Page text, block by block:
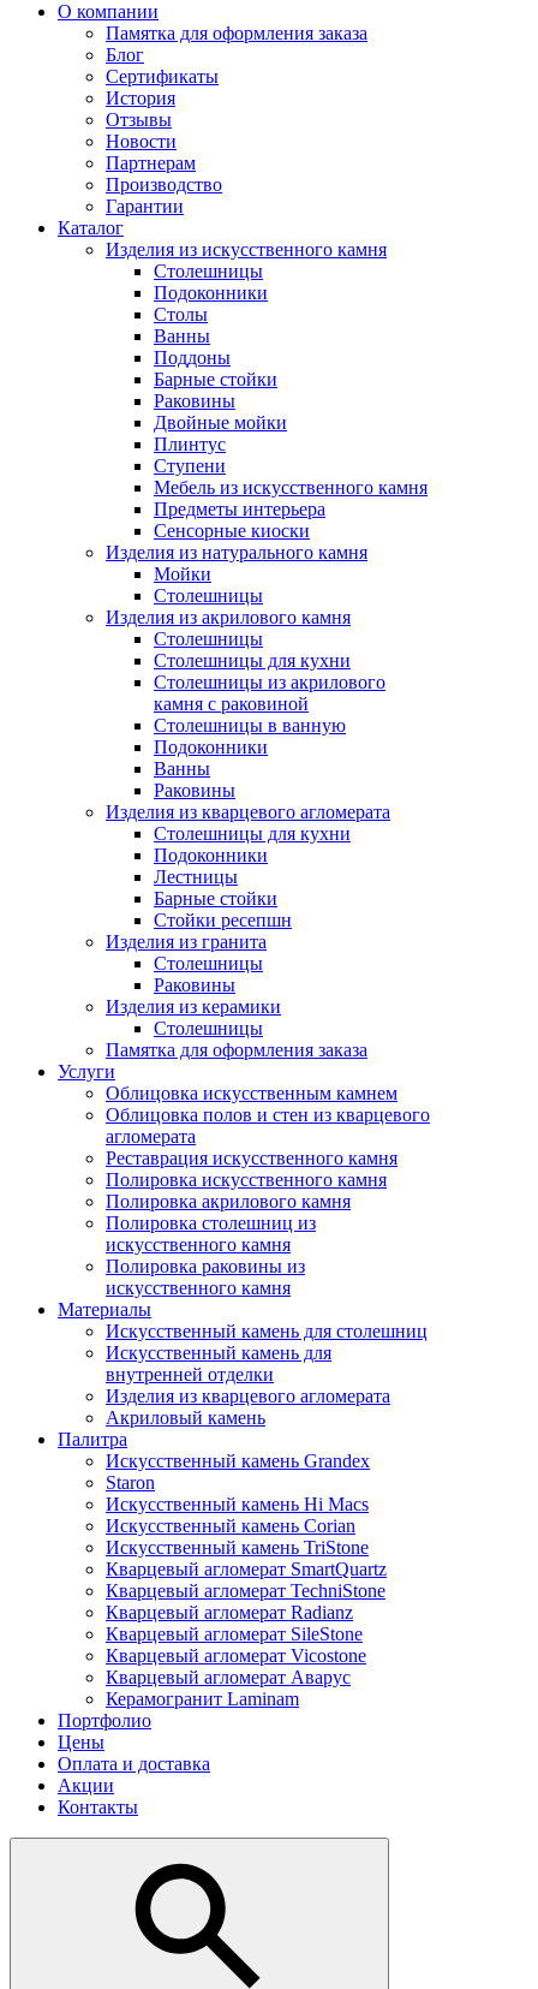
О компании
Памятка для оформления заказа
Блог
Сертификаты
История
Отзывы
Новости
Партнерам
Производство
Гарантии
Каталог
Изделия из искусственного камня
Столешницы
Подоконники
Столы
Ванны
Поддоны
Барные стойки
Раковины
Двойные мойки
Плинтус
Ступени
Мебель из искусственного камня
Предметы интерьера
Сенсорные киоски
Изделия из натурального камня
Мойки
Столешницы
Изделия из акрилового камня
Столешницы
Столешницы для кухни
Столешницы из акрилового
камня с раковиной
Столешницы в ванную
Подоконники
Ванны
Раковины
Изделия из кварцевого агломерата
Столешницы для кухни
Подоконники
Лестницы
Барные стойки
Стойки ресепшн
Изделия из гранита
Столешницы
Раковины
Изделия из керамики
Столешницы
Памятка для оформления заказа
Услуги
Облицовка искусственным камнем
Облицовка полов и стен из кварцевого
агломерата
Реставрация искусственного камня
Полировка искусственного камня
Полировка акрилового камня
Полировка столешниц из
искусственного камня
Полировка раковины из
искусственного камня
Материалы
Искусственный камень для столешниц
Искусственный камень для
внутренней отделки
Изделия из кварцевого агломерата
Акриловый камень
Палитра
Искусственный камень Grandex
Staron
Искусственный камень Hi Macs
Искусственный камень Corian
Искусственный камень TriStone
Кварцевый агломерат SmartQuartz
Кварцевый агломерат TechniStone
Кварцевый агломерат Radianz
Кварцевый агломерат SileStone
Кварцевый агломерат Vicostone
Кварцевый агломерат Аварус
Керамогранит Laminam
Портфолио
Цены
Оплата и доставка
Акции
Контакты